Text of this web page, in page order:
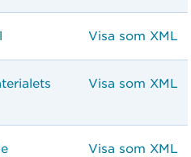
Visa som XML
Visa som XML
Visa som XML